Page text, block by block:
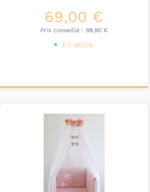
69,00 €
Prix conseillé : 98,90 €
En stock